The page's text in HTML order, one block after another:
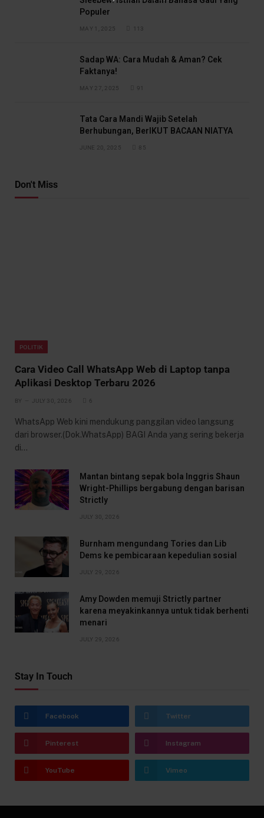
Populer
MAY 1, 2025 113
Sadap WA: Cara Mudah & Aman? Cek
Faktanya!
MAY 27, 2025 91
Tata Cara Mandi Wajib Setelah
Berhubungan, BerIKUT BACAAN NIATYA
JUNE 20, 2025 85
Don't Miss
POLITIK
Cara Video Call WhatsApp Web di Laptop tanpa
Aplikasi Desktop Terbaru 2026
BY JULY 30, 2026 6
WhatsApp Web kini mendukung panggilan video langsung
dari browser.(Dok.WhatsApp) BAGI Anda yang sering bekerja
di…
Mantan bintang sepak bola Inggris Shaun
Wright-Phillips bergabung dengan barisan
Strictly
JULY 30, 2026
Burnham mengundang Tories dan Lib
Dems ke pembicaraan kepedulian sosial
JULY 29, 2026
Amy Dowden memuji Strictly partner
karena meyakinkannya untuk tidak berhenti
menari
JULY 29, 2026
Stay In Touch
Facebook Twitter
Pinterest Instagram
YouTube Vimeo